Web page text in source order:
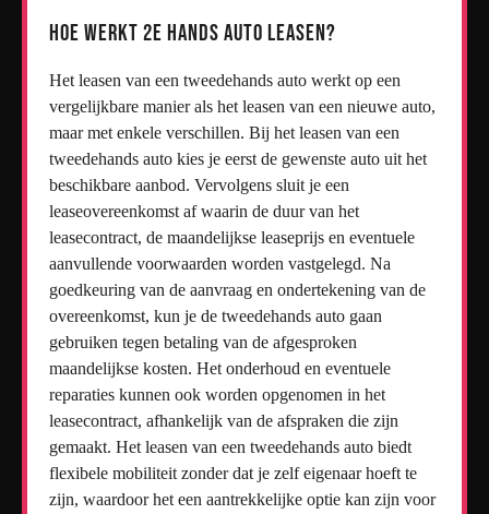
Hoe werkt 2e hands auto leasen?
Het leasen van een tweedehands auto werkt op een
vergelijkbare manier als het leasen van een nieuwe auto,
maar met enkele verschillen. Bij het leasen van een
tweedehands auto kies je eerst de gewenste auto uit het
beschikbare aanbod. Vervolgens sluit je een
leaseovereenkomst af waarin de duur van het
leasecontract, de maandelijkse leaseprijs en eventuele
aanvullende voorwaarden worden vastgelegd. Na
goedkeuring van de aanvraag en ondertekening van de
overeenkomst, kun je de tweedehands auto gaan
gebruiken tegen betaling van de afgesproken
maandelijkse kosten. Het onderhoud en eventuele
reparaties kunnen ook worden opgenomen in het
leasecontract, afhankelijk van de afspraken die zijn
gemaakt. Het leasen van een tweedehands auto biedt
flexibele mobiliteit zonder dat je zelf eigenaar hoeft te
zijn, waardoor het een aantrekkelijke optie kan zijn voor